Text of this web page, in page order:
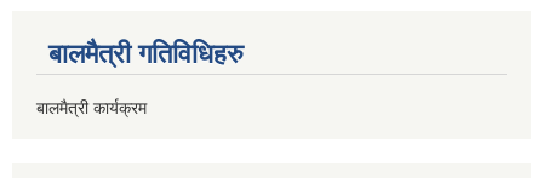
बालमैत्री गतिविधिहरु
बालमैत्री कार्यक्रम